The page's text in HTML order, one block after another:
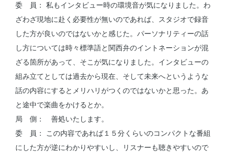
委 員： 私もインタビュー時の環境音が気になりました。わ
ざわざ現地に赴く必要性が無いのであれば、スタジオで録音
した方が良いのではないかと感じた。パーソナリティーの話
し方については時々標準語と関西弁のイントネーションが混
ざる箇所があって、そこが気になりました。インタビューの
組み立てとしては過去から現在、そして未来へというような
話の内容にするとメリハリがつくのではないかと思った。あ
と途中で楽曲をかけるとか。
局 側： 善処いたします。
委 員： この内容であれば１５分くらいのコンパクトな番組
にした方が逆にわかりやすいし、リスナーも聴きやすいので